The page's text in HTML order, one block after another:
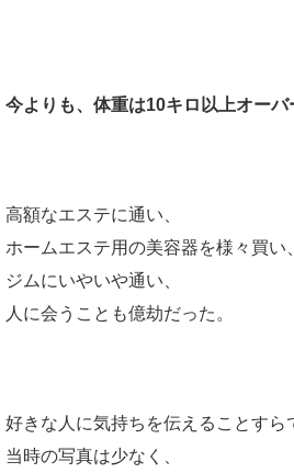
今よりも、体重は10キロ以上オーバ
高額なエステに通い、
ホームエステ用の美容器を様々買い、
ジムにいやいや通い、
人に会うことも億劫だった。
好きな人に気持ちを伝えることすら
当時の写真は少なく、